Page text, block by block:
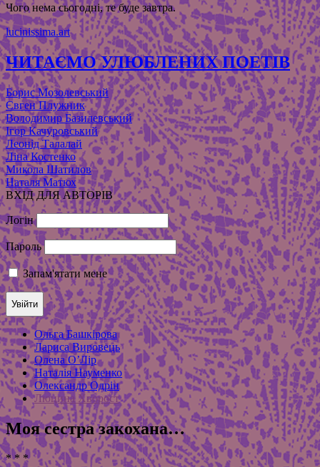
Чого нема сьогодні, те буде завтра.
lucinissima.art
ЧИТАЄМО УЛЮБЛЕНИХ ПОЕТІВ
Борис Мозолевський
Євген Плужник
Володимир Базилевський
Ігор Качуровський
Леонід Талалай
Ліна Костенко
Микола Шатилов
Наталя Матюх
ВХІД ДЛЯ АВТОРІВ
Логін
Пароль
Запам'ятати мене
Ольга Башкірова
Лариса Вировець
Олена О’Лір
Наталія Науменко
Олександр Одрін
Люцина Хворост
Моя сестра закохана…
* * *